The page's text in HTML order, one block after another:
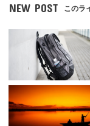
NEW POST このラ